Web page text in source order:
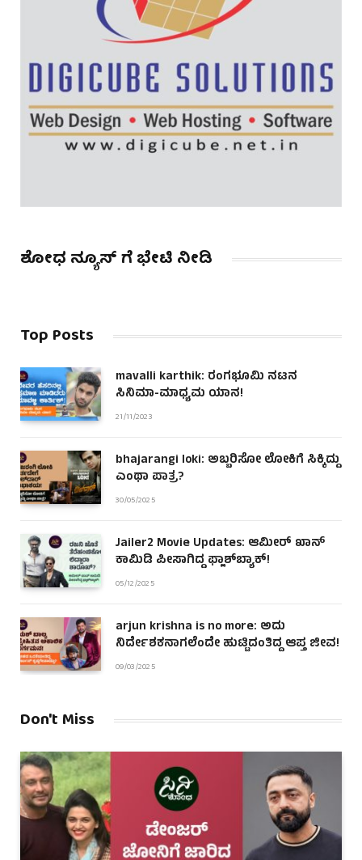
ಶೋಧ ನ್ಯೂಸ್ ಗೆ ಭೇಟಿ ನೀಡಿ
Top Posts
mavalli karthik: ರಂಗಭೂಮಿ ನಟನ
ಸಿನಿಮಾ-ಮಾಧ್ಯಮ ಯಾನ!
21/11/2023
bhajarangi loki: ಅಬ್ಬರಿಸೋ ಲೋಕಿಗೆ ಸಿಕ್ಕಿದ್ದು
ಎಂಥಾ ಪಾತ್ರ?
30/05/2025
Jailer2 Movie Updates: ಆಮೀರ್ ಖಾನ್
ಕಾಮಿಡಿ ಪೀಸಾಗಿದ್ದ ಫ್ಲಾಶ್‌ಬ್ಯಾಕ್!
05/12/2025
arjun krishna is no more: ಅದು
ನಿರ್ದೇಶಕನಾಗಲೆಂದೇ ಹುಟ್ಟಿದಂತಿದ್ದ ಆಪ್ತ ಜೀವ!
09/03/2025
Don't Miss